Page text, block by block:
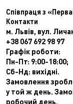
Співпраця з
Контакти
м. Львів, вул.
+38 067 692 98 97
Графік роботи:
Пн-Пт: 9:00-18:00;
Сб-Нд: вихідні.
Замовлення
у той ж день.
робочий день.